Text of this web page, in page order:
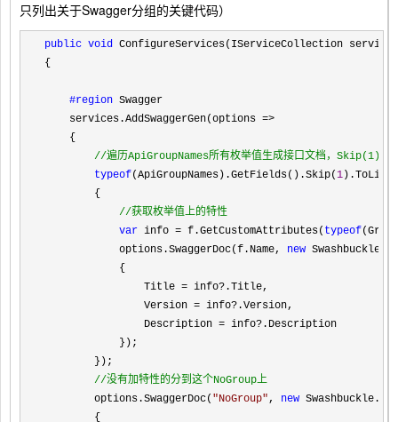
只列出关于Swagger分组的关键代码）
public void ConfigureServices(IServiceCollection
{
#region Swagger
    services.AddSwaggerGen(options
=>
    {
//遍历ApiGroupNames所有枚举值生成接口文档，Skip(1)
typeof(ApiGroupNames).GetFields().Skip(1
        {
//获取枚举值上的特性
var info = f.GetCustomAttributes( typeof
            options.SwaggerDoc(f.Name,
new
            {
                Title
= info? .Title,
                Version
= info? .Version,
                Description
= info? .Description
            });
        });
//没有加特性的分到这个NoGroup上
        options.SwaggerDoc(
"NoGroup", new
        {